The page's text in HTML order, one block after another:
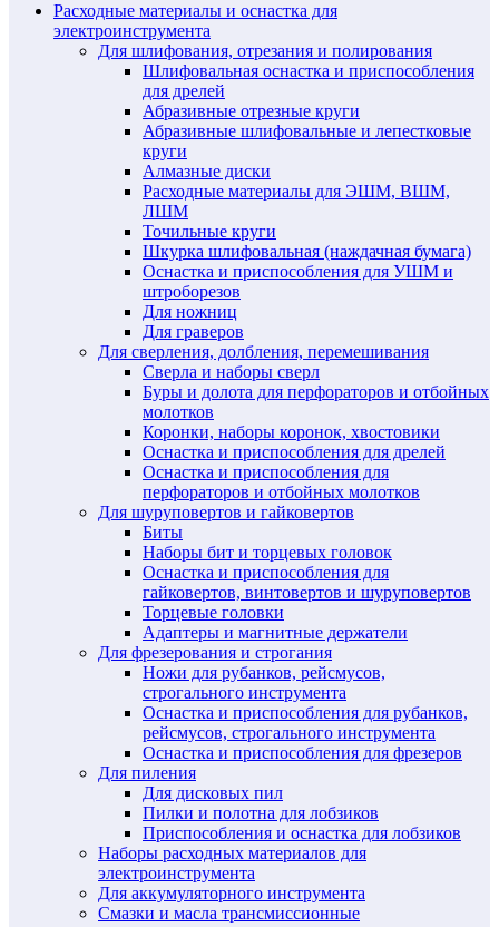
Расходные материалы и оснастка для
электроинструмента
Для шлифования, отрезания и полирования
Шлифовальная оснастка и приспособления
для дрелей
Абразивные отрезные круги
Абразивные шлифовальные и лепестковые
круги
Алмазные диски
Расходные материалы для ЭШМ, ВШМ,
ЛШМ
Точильные круги
Шкурка шлифовальная (наждачная бумага)
Оснастка и приспособления для УШМ и
штроборезов
Для ножниц
Для граверов
Для сверления, долбления, перемешивания
Сверла и наборы сверл
Буры и долота для перфораторов и отбойных
молотков
Коронки, наборы коронок, хвостовики
Оснастка и приспособления для дрелей
Оснастка и приспособления для
перфораторов и отбойных молотков
Для шуруповертов и гайковертов
Биты
Наборы бит и торцевых головок
Оснастка и приспособления для
гайковертов, винтовертов и шуруповертов
Торцевые головки
Адаптеры и магнитные держатели
Для фрезерования и строгания
Ножи для рубанков, рейсмусов,
строгального инструмента
Оснастка и приспособления для рубанков,
рейсмусов, строгального инструмента
Оснастка и приспособления для фрезеров
Для пиления
Для дисковых пил
Пилки и полотна для лобзиков
Приспособления и оснастка для лобзиков
Наборы расходных материалов для
электроинструмента
Для аккумуляторного инструмента
Смазки и масла трансмиссионные